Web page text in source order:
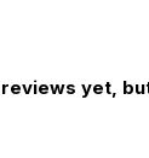
yet,